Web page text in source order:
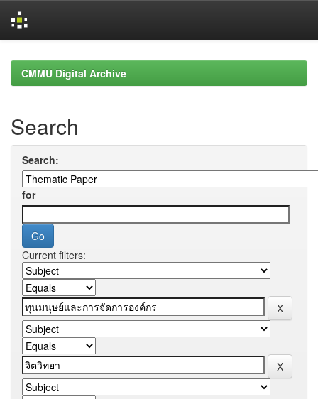
navigationCMMU Digital Archive
Search
Search:
for
Current filters: